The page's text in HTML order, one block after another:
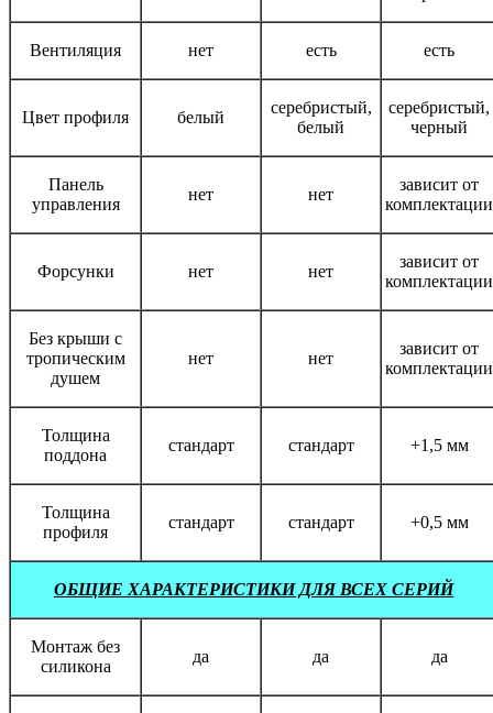
Вентиляция нет есть есть
Цвет профиля белый
серебристый,
белый
серебристый,
черный
Панель
управления
нет нет
зависит от
комплектации
Форсунки нет нет
зависит от
комплектации
Без крыши с
тропическим
душем
нет нет
зависит от
комплектации
Толщина
поддона
стандарт стандарт +1,5 мм
Толщина
профиля
стандарт стандарт +0,5 мм
ОБЩИЕ ХАРАКТЕРИСТИКИ ДЛЯ ВСЕХ СЕРИЙ
Монтаж без
силикона
да да да